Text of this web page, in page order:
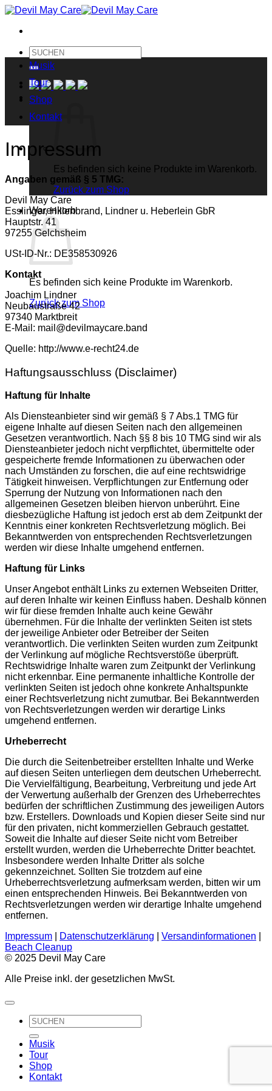
Zum
springen
Suche
nach:
Es befinden sich keine Produkte im Warenkorb.
Zurück zum Shop
Warenkorb
Es befinden sich keine Produkte im Warenkorb.
Zurück zum Shop
Musik
Tour
Shop
Kontakt
Impressum
Angaben gemäß § 5 TMG:
Devil May Care
Esslinger, Hillenbrand, Lindner u. Heberlein GbR
Hauptstr. 41
97255 Gelchsheim
USt-ID-Nr.: DE358530926
Kontakt
Joachim Lindner
Neubaustraße 42
97340 Marktbreit
E-Mail: mail@devilmaycare.band
Quelle: http://www.e-recht24.de
Haftungsausschluss (Disclaimer)
Haftung für Inhalte
Als Diensteanbieter sind wir gemäß § 7 Abs.1 TMG für
eigene Inhalte auf diesen Seiten nach den allgemeinen
Gesetzen verantwortlich. Nach §§ 8 bis 10 TMG sind wir als
Diensteanbieter jedoch nicht verpflichtet, übermittelte oder
gespeicherte fremde Informationen zu überwachen oder
nach Umständen zu forschen, die auf eine rechtswidrige
Tätigkeit hinweisen. Verpflichtungen zur Entfernung oder
Sperrung der Nutzung von Informationen nach den
allgemeinen Gesetzen bleiben hiervon unberührt. Eine
diesbezügliche Haftung ist jedoch erst ab dem Zeitpunkt der
Kenntnis einer konkreten Rechtsverletzung möglich. Bei
Bekanntwerden von entsprechenden Rechtsverletzungen
werden wir diese Inhalte umgehend entfernen.
Haftung für Links
Unser Angebot enthält Links zu externen Webseiten Dritter,
auf deren Inhalte wir keinen Einfluss haben. Deshalb können
wir für diese fremden Inhalte auch keine Gewähr
übernehmen. Für die Inhalte der verlinkten Seiten ist stets
der jeweilige Anbieter oder Betreiber der Seiten
verantwortlich. Die verlinkten Seiten wurden zum Zeitpunkt
der Verlinkung auf mögliche Rechtsverstöße überprüft.
Rechtswidrige Inhalte waren zum Zeitpunkt der Verlinkung
nicht erkennbar. Eine permanente inhaltliche Kontrolle der
verlinkten Seiten ist jedoch ohne konkrete Anhaltspunkte
einer Rechtsverletzung nicht zumutbar. Bei Bekanntwerden
von Rechtsverletzungen werden wir derartige Links
umgehend entfernen.
Urheberrecht
Die durch die Seitenbetreiber erstellten Inhalte und Werke
auf diesen Seiten unterliegen dem deutschen Urheberrecht.
Die Vervielfältigung, Bearbeitung, Verbreitung und jede Art
der Verwertung außerhalb der Grenzen des Urheberrechtes
bedürfen der schriftlichen Zustimmung des jeweiligen Autors
bzw. Erstellers. Downloads und Kopien dieser Seite sind nur
für den privaten, nicht kommerziellen Gebrauch gestattet.
Soweit die Inhalte auf dieser Seite nicht vom Betreiber
erstellt wurden, werden die Urheberrechte Dritter beachtet.
Insbesondere werden Inhalte Dritter als solche
gekennzeichnet. Sollten Sie trotzdem auf eine
Urheberrechtsverletzung aufmerksam werden, bitten wir um
einen entsprechenden Hinweis. Bei Bekanntwerden von
Rechtsverletzungen werden wir derartige Inhalte umgehend
entfernen.
Impressum
Datenschutzerklärung Versandinformationen
Beach Cleanup
© 2025 Devil May Care
Alle Preise inkl. der gesetzlichen MwSt.
Suche
nach:
Musik
Tour
Shop
Kontakt